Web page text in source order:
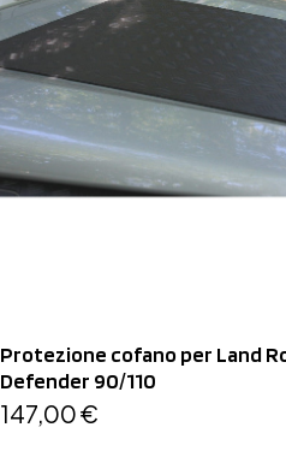
Protezione cofano per Land
Defender 90/110
147,00 €